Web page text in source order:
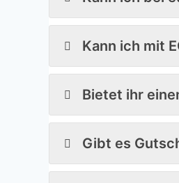
Kann ich mit
Bietet ihr
Gibt es